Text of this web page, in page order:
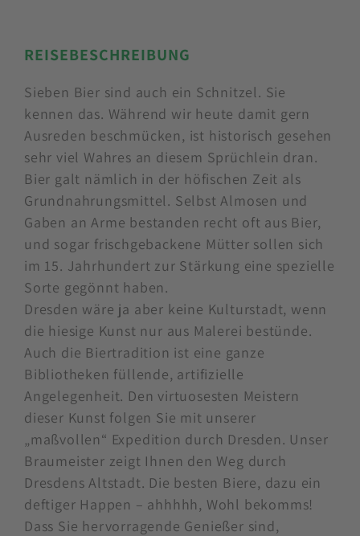
REISEBESCHREIBUNG
Sieben Bier sind auch ein Schnitzel. Sie
kennen das. Während wir heute damit gern
Ausreden beschmücken, ist historisch gesehen
sehr viel Wahres an diesem Sprüchlein dran.
Bier galt nämlich in der höfischen Zeit als
Grundnahrungsmittel. Selbst Almosen und
Gaben an Arme bestanden recht oft aus Bier,
und sogar frischgebackene Mütter sollen sich
im 15. Jahrhundert zur Stärkung eine spezielle
Sorte gegönnt haben.
Dresden wäre ja aber keine Kulturstadt, wenn
die hiesige Kunst nur aus Malerei bestünde.
Auch die Biertradition ist eine ganze
Bibliotheken füllende, artifizielle
Angelegenheit. Den virtuosesten Meistern
dieser Kunst folgen Sie mit unserer
„maßvollen“ Expedition durch Dresden. Unser
Braumeister zeigt Ihnen den Weg durch
Dresdens Altstadt. Die besten Biere, dazu ein
deftiger Happen – ahhhhh, Wohl bekomms!
Dass Sie hervorragende Genießer sind,